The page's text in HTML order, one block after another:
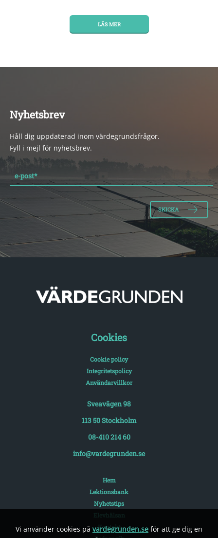
Vi använder cookies på vardegrunden.se för att ge dig en
LÄS MER
Nyhetsbrev
Håll dig uppdaterad inom värdegrundsfrågor.
Fyll i mejl för nyhetsbrev.
e-post*
Cookies
Cookie policy
Integritetspolicy
Användarvillkor
Sveavägen 98
113 50 Stockholm
08-410 214 60
info@vardegrunden.se
Hem
Lektionsbank
Nyhetstips
Kontakt